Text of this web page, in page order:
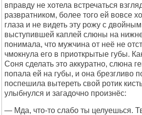
вправду не хотела встречаться
развратником, более того ей вовсе
глаза и не видеть эту рожу с
выступившей каплей слюны на
понимала, что мужчина от неё не
чмокнула его в приоткрытые губы.
Соня сделать это аккуратно, слюна
попала ей на губы, и она брезгливо
поспешила вытереть свой ротик
улыбнулся и загадочно произнёс:
— Мда, что-то слабо ты целуешься.